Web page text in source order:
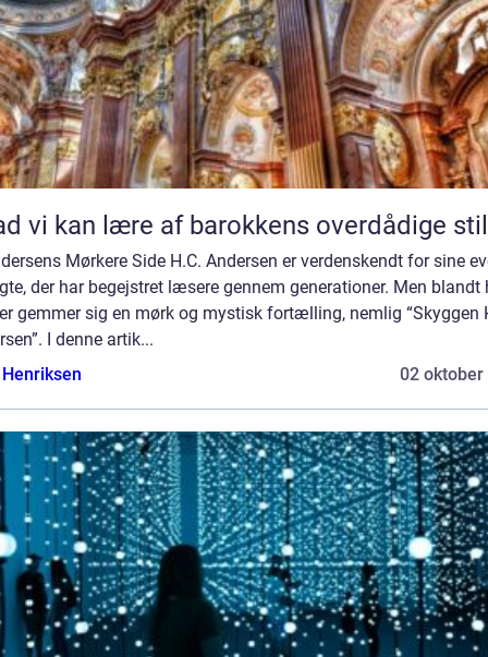
vi kan lære af barokkens overdådige stil
Mørkere Side H.C. Andersen er verdenskendt for sine
der har begejstret læsere gennem generationer. Men blandt
gemmer sig en mørk og mystisk fortælling, nemlig “Skyggen
I denne artik...
02 oktober